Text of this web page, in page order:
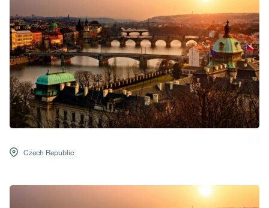
Czech Republic